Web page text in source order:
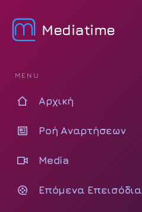
Mediatime
MENU
Αρχική
Ροή Αναρτήσεων
Media
Επόμενα Επεισόδια